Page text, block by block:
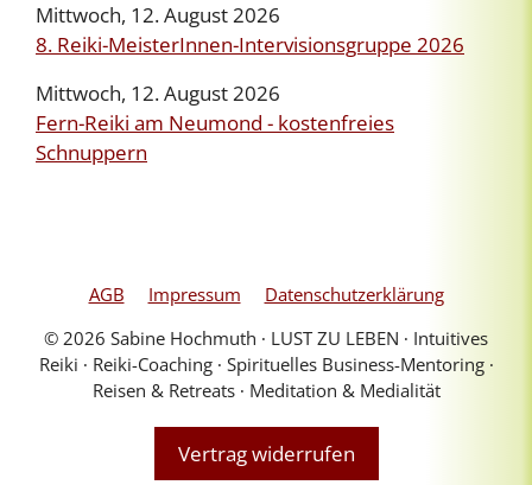
Mittwoch, 12. August 2026
8. Reiki-MeisterInnen-Intervisionsgruppe 2026
Mittwoch, 12. August 2026
Fern-Reiki am Neumond - kostenfreies
Schnuppern
AGB Impressum
Datenschutzerklärung
© 2026 Sabine Hochmuth ∙ LUST ZU LEBEN ∙ Intuitives
Reiki ∙ Reiki-Coaching ∙ Spirituelles Business-Mentoring ∙
Reisen & Retreats ∙ Meditation & Medialität
Vertrag widerrufen